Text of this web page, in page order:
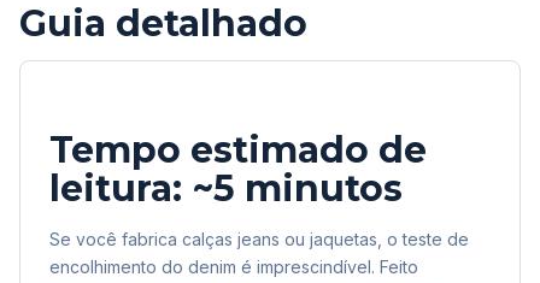
Guia detalhado
Tempo estimado de
leitura: ~5 minutos
Se você fabrica calças jeans ou jaquetas, o teste de
encolhimento do denim é imprescindível. Feito